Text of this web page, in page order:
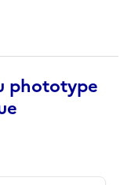
phototype